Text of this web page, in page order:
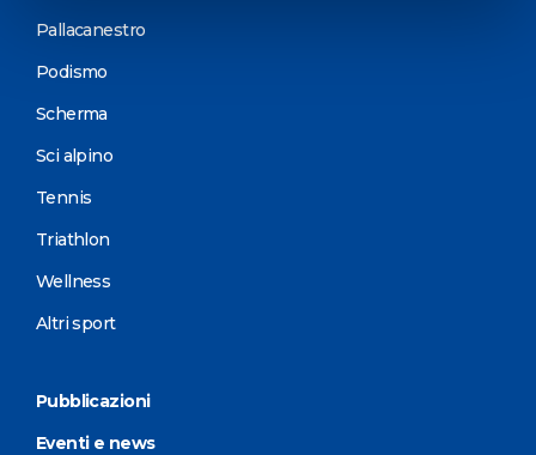
Pallacanestro
Podismo
Scherma
Sci alpino
Tennis
Triathlon
Wellness
Altri sport
Pubblicazioni
Eventi e news